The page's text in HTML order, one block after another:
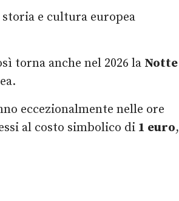
e cultura europea
torna anche nel 2026 la Notte
eccezionalmente nelle ore
al costo simbolico di 1 euro,